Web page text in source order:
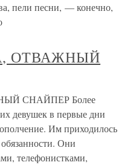
пели песни, — конечно,
ОТВАЖНЫЙ
СНАЙПЕР Более
девушек в первые дни
Им приходилось
Они
телефонистками,